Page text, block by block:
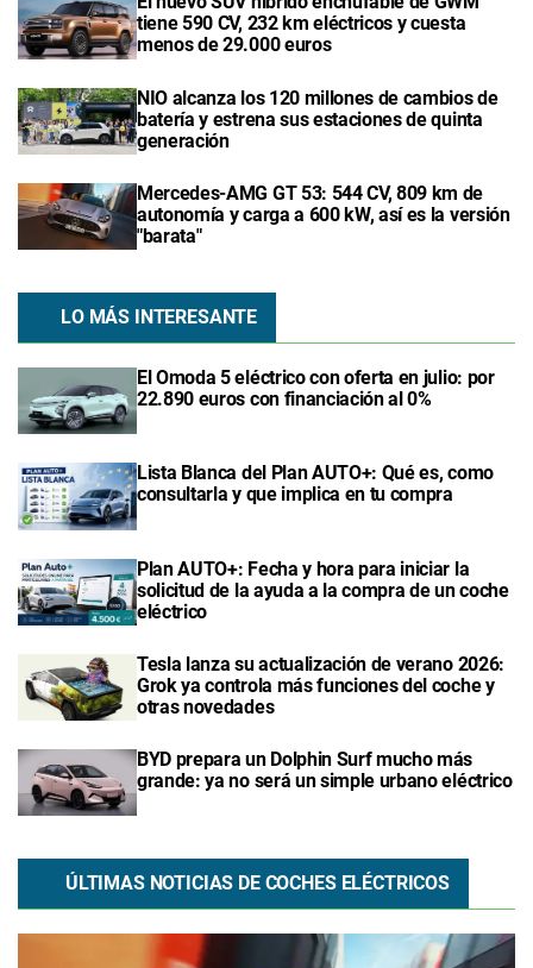
tiene 590 CV, 232 km eléctricos y cuesta
menos de 29.000 euros
NIO alcanza los 120 millones de cambios de
batería y estrena sus estaciones de quinta
generación
Mercedes-AMG GT 53: 544 CV, 809 km de
autonomía y carga a 600 kW, así es la versión
"barata"
LO MÁS INTERESANTE
El Omoda 5 eléctrico con oferta en julio: por
22.890 euros con financiación al 0%
Lista Blanca del Plan AUTO+: Qué es, como
consultarla y que implica en tu compra
Plan AUTO+: Fecha y hora para iniciar la
solicitud de la ayuda a la compra de un coche
eléctrico
Tesla lanza su actualización de verano 2026:
Grok ya controla más funciones del coche y
otras novedades
BYD prepara un Dolphin Surf mucho más
grande: ya no será un simple urbano eléctrico
ÚLTIMAS NOTICIAS DE COCHES ELÉCTRICOS